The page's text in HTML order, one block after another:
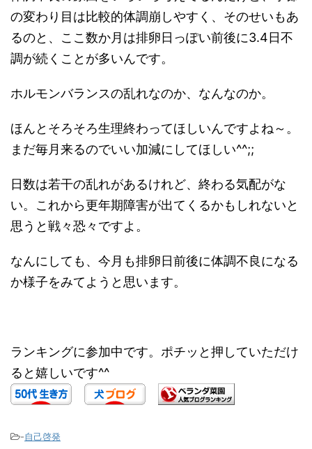
の変わり目は比較的体調崩しやすく、そのせいもあ
るのと、ここ数か月は排卵日っぽい前後に3.4日不
調が続くことが多いんです。
ホルモンバランスの乱れなのか、なんなのか。
ほんとそろそろ生理終わってほしいんですよね～。
まだ毎月来るのでいい加減にしてほしい^^;;
日数は若干の乱れがあるけれど、終わる気配がな
い。これから更年期障害が出てくるかもしれないと
思うと戦々恐々ですよ。
なんにしても、今月も排卵日前後に体調不良になる
か様子をみてようと思います。
ランキングに参加中です。ポチッと押していただけ
ると嬉しいです^^
-自己啓発